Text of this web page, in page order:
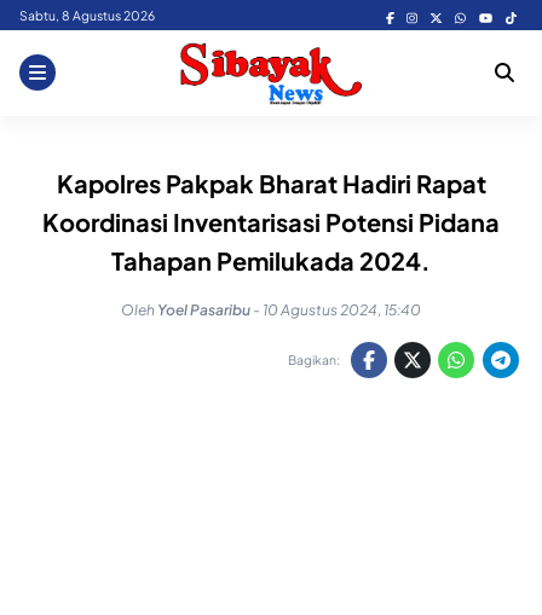
Skip
content
Sabtu, 8 Agustus 2026
Kapolres Pakpak Bharat Hadiri Rapat
Koordinasi Inventarisasi Potensi Pidana
Tahapan Pemilukada 2024.
Oleh Yoel Pasaribu - 10 Agustus 2024, 15:40
Bagikan: